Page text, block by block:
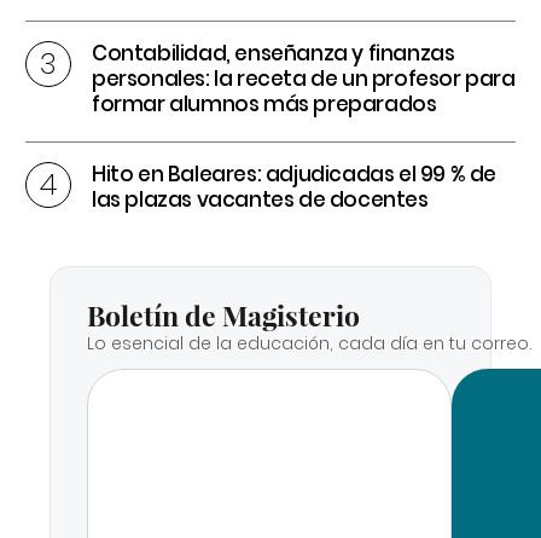
Contabilidad, enseñanza y finanzas
personales: la receta de un profesor para
formar alumnos más preparados
Hito en Baleares: adjudicadas el 99 % de
las plazas vacantes de docentes
Boletín de Magisterio
Lo esencial de la educación, cada día en tu correo.